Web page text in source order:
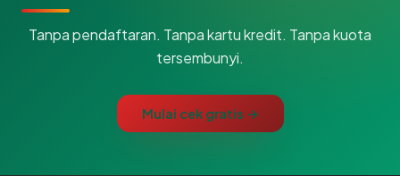
Tanpa pendaftaran. Tanpa kartu kredit. Tanpa kuota
tersembunyi.
Mulai cek gratis →